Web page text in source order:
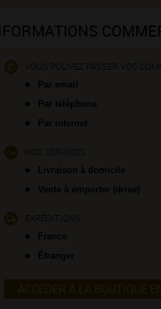
VOUS POUVEZ PASSER VOS
Par email
Par téléphone
Par internet
NOS SERVICES :
Livraison à domicile
Vente à emporter (drive)
EXPÉDITIONS :
France
Étranger
ACCÉDER À LA BOUTIQUE